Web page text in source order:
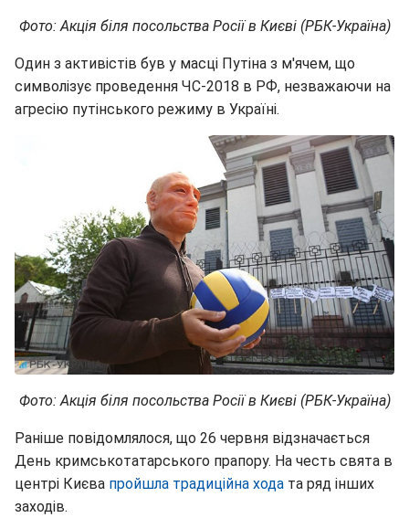
Фото: Акція біля посольства Росії в Києві (РБК-Україна)
Один з активістів був у масці Путіна з м'ячем, що
символізує проведення ЧС-2018 в РФ, незважаючи на
агресію путінського режиму в Україні.
Фото: Акція біля посольства Росії в Києві (РБК-Україна)
Раніше повідомлялося, що 26 червня відзначається
День кримськотатарського прапору. На честь свята в
центрі Києва пройшла традиційна хода та ряд інших
заходів.